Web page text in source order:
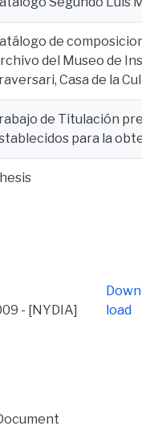
de
del Museo de
Casa de la
de Titulación
para la
- [NYDIA]
Down
load